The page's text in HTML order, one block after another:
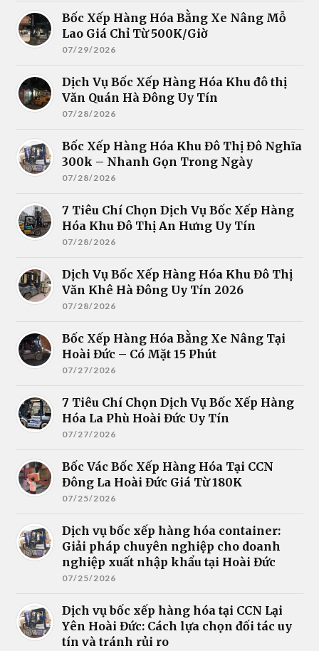
Bốc Xếp Hàng Hóa Bằng Xe Nâng Mỗ
Lao Giá Chỉ Từ 500K/Giờ
07/29/2026
Dịch Vụ Bốc Xếp Hàng Hóa Khu đô thị
Văn Quán Hà Đông Uy Tín
07/28/2026
Bốc Xếp Hàng Hóa Khu Đô Thị Đô Nghĩa
300k – Nhanh Gọn Trong Ngày
07/28/2026
7 Tiêu Chí Chọn Dịch Vụ Bốc Xếp Hàng
Hóa Khu Đô Thị An Hưng Uy Tín
07/28/2026
Dịch Vụ Bốc Xếp Hàng Hóa Khu Đô Thị
Văn Khê Hà Đông Uy Tín 2026
07/28/2026
Bốc Xếp Hàng Hóa Bằng Xe Nâng Tại
Hoài Đức – Có Mặt 15 Phút
07/27/2026
7 Tiêu Chí Chọn Dịch Vụ Bốc Xếp Hàng
Hóa La Phù Hoài Đức Uy Tín
07/27/2026
Bốc Vác Bốc Xếp Hàng Hóa Tại CCN
Đông La Hoài Đức Giá Từ 180K
07/25/2026
Dịch vụ bốc xếp hàng hóa container:
Giải pháp chuyên nghiệp cho doanh
nghiệp xuất nhập khẩu tại Hoài Đức
07/25/2026
Dịch vụ bốc xếp hàng hóa tại CCN Lại
Yên Hoài Đức: Cách lựa chọn đối tác uy
tín và tránh rủi ro